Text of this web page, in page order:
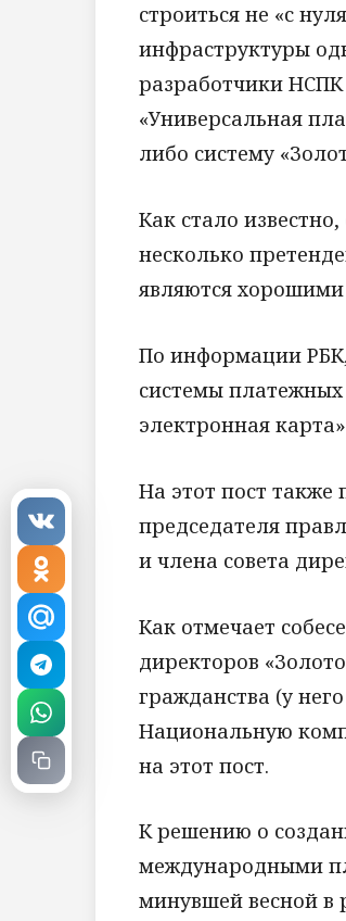
строиться не «с
инфраструктуры
разработчики НСПК
«Универсальная
либо систему
Как стало
несколько
являются
По информации
системы платежных
электронная
На этот пост также
председателя
и члена совета
Как отмечает
директоров
гражданства (у
Национальную
на этот пост.
К решению о
международными
минувшей весной в